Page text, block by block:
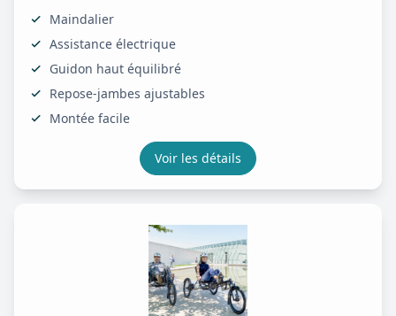
Maindalier
Assistance électrique
Guidon haut équilibré
Repose-jambes ajustables
Montée facile
Voir les détails